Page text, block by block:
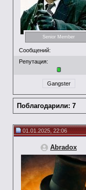
Senior Member
Сообщений:
Репутация:
Gangster
Поблагодарили: 7
01.01.2025, 22:06
Abradox